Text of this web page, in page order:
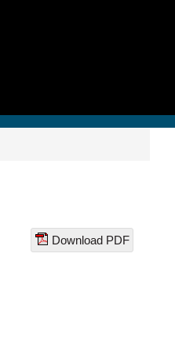
Download PDF